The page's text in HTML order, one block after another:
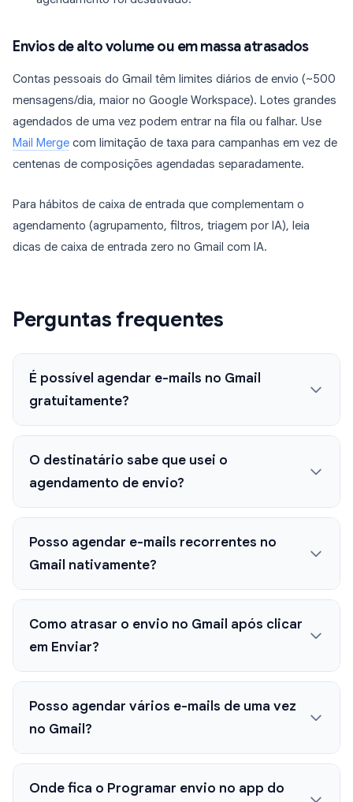
Envios de alto volume ou em massa atrasados
Contas pessoais do Gmail têm limites diários de envio (~500
mensagens/dia, maior no Google Workspace). Lotes grandes
agendados de uma vez podem entrar na fila ou falhar. Use
Mail Merge com limitação de taxa para campanhas em vez de
centenas de composições agendadas separadamente.
Para hábitos de caixa de entrada que complementam o
agendamento (agrupamento, filtros, triagem por IA), leia
dicas de caixa de entrada zero no Gmail com IA.
Perguntas frequentes
É possível agendar e-mails no Gmail
gratuitamente?
O destinatário sabe que usei o
agendamento de envio?
Posso agendar e-mails recorrentes no
Gmail nativamente?
Como atrasar o envio no Gmail após clicar
em Enviar?
Posso agendar vários e-mails de uma vez
no Gmail?
Onde fica o Programar envio no app do